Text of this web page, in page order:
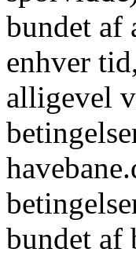
bundet af
enhver
alligevel
bundet af